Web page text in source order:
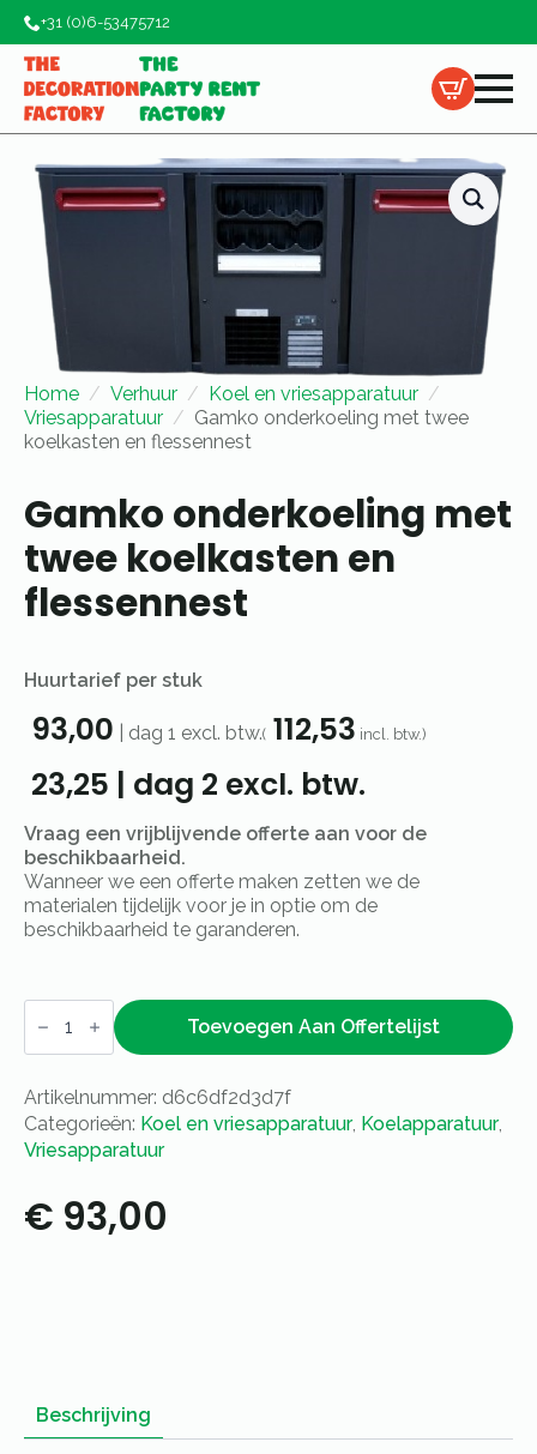
+31 (0)6-53475712
Home Verhuur
Koel en vriesapparatuur
Vriesapparatuur
Gamko onderkoeling met twee
koelkasten en flessennest
Gamko onderkoeling met
twee koelkasten en
flessennest
Huurtarief per stuk
93,00 dag 1 excl. btw.( 112,53 incl. btw.)
23,25 | dag 2 excl. btw.
Vraag een vrijblijvende offerte aan voor de
beschikbaarheid.
Wanneer we een offerte maken zetten we de
materialen tijdelijk voor je in optie om de
beschikbaarheid te garanderen.
Gamko
onderkoeling
koelkasten
en
flessennest
aantal
Toevoegen Aan Offertelijst
Artikelnummer: d6c6df2d3d7f
Categorieën: Koel en vriesapparatuur, Koelapparatuur,
Vriesapparatuur
€ 93,00
Beschrijving